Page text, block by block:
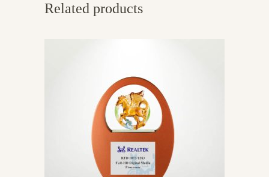
Related products